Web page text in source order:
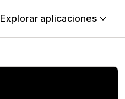
Explorar aplicaciones